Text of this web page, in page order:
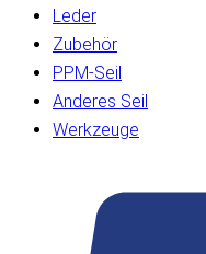
Leder
Zubehör
PPM-Seil
Anderes Seil
Werkzeuge